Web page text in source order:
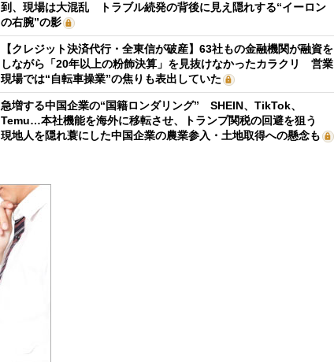
到、現場は大混乱 トラブル続発の背後に見え隠れする“イーロン
の右腕”の影
【クレジット決済代行・全東信が破産】63社もの金融機関が融資を
しながら「20年以上の粉飾決算」を見抜けなかったカラクリ 営業
現場では“自転車操業”の焦りも表出していた
急増する中国企業の“国籍ロンダリング” SHEIN、TikTok、
Temu…本社機能を海外に移転させ、トランプ関税の回避を狙う
現地人を隠れ蓑にした中国企業の農業参入・土地取得への懸念も